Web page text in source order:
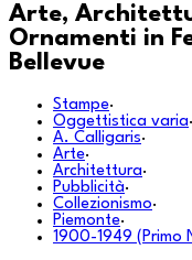
Arte,
Ornamenti in
Bellevue
Stampe·
Oggettistica varia·
A. Calligaris·
Arte·
Architettura·
Pubblicità·
Collezionismo·
Piemonte·
1900-1949 (Primo